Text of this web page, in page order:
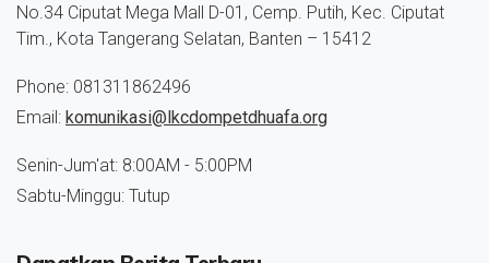
No.34 Ciputat Mega Mall D-01, Cemp. Putih, Kec. Ciputat
Tim., Kota Tangerang Selatan, Banten – 15412
Phone: 081311862496
Email: komunikasi@lkcdompetdhuafa.org
Senin-Jum'at: 8:00AM - 5:00PM
Sabtu-Minggu: Tutup